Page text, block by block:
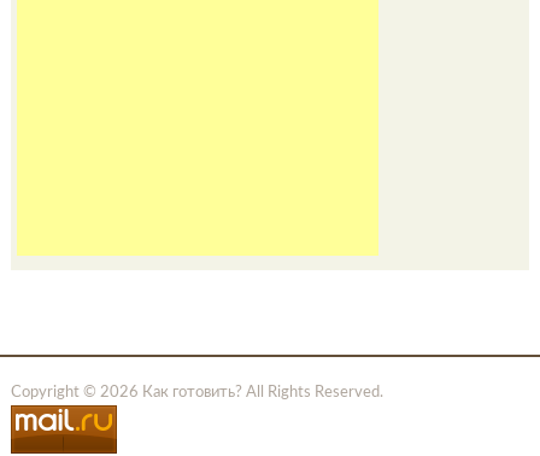
Copyright © 2026 Как готовить? All Rights Reserved.